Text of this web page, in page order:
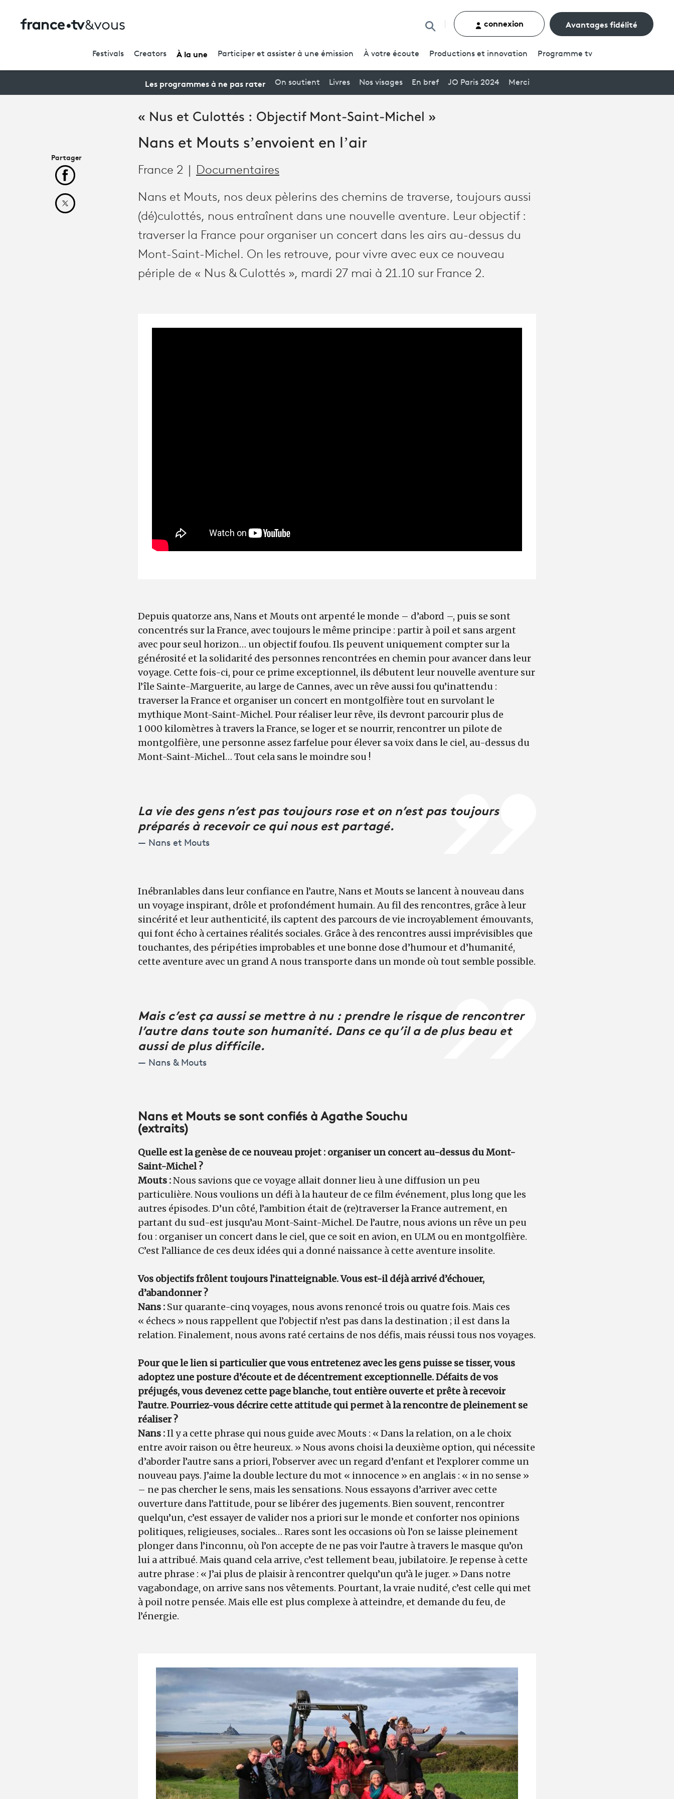
Rechercher un contenu
connexion Avantages fidélité
Festivals Creators À la une Participer et assister à une émission À votre écoute Productions et innovation Programme tv
Les programmes à ne pas rater On soutient Livres Nos visages En bref JO Paris 2024 Merci
« Nus et Culottés : Objectif Mont-Saint-Michel »
Nans et Mouts s’envoient en l’air
France 2 Documentaires
Nans et Mouts, nos deux pèlerins des chemins de traverse, toujours aussi
(dé)culottés, nous entraînent dans une nouvelle aventure. Leur objectif :
traverser la France pour organiser un concert dans les airs au-dessus du
Mont-Saint-Michel. On les retrouve, pour vivre avec eux ce nouveau
périple de « Nus & Culottés », mardi 27 mai à 21.10 sur France 2.
Depuis quatorze ans, Nans et Mouts ont arpenté le monde – d’abord –, puis se sont
concentrés sur la France, avec toujours le même principe : partir à poil et sans argent
avec pour seul horizon… un objectif foufou. Ils peuvent uniquement compter sur la
générosité et la solidarité des personnes rencontrées en chemin pour avancer dans leur
voyage. Cette fois-ci, pour ce prime exceptionnel, ils débutent leur nouvelle aventure sur
l’île Sainte-Marguerite, au large de Cannes, avec un rêve aussi fou qu’inattendu :
traverser la France et organiser un concert en montgolfière tout en survolant le
mythique Mont-Saint-Michel. Pour réaliser leur rêve, ils devront parcourir plus de
1 000 kilomètres à travers la France, se loger et se nourrir, rencontrer un pilote de
montgolfière, une personne assez farfelue pour élever sa voix dans le ciel, au-dessus du
Mont-Saint-Michel… Tout cela sans le moindre sou !
La vie des gens n’est pas toujours rose et on n’est pas toujours
préparés à recevoir ce qui nous est partagé.
Nans et Mouts
Inébranlables dans leur confiance en l’autre, Nans et Mouts se lancent à nouveau dans
un voyage inspirant, drôle et profondément humain. Au fil des rencontres, grâce à leur
sincérité et leur authenticité, ils captent des parcours de vie incroyablement émouvants,
qui font écho à certaines réalités sociales. Grâce à des rencontres aussi imprévisibles que
touchantes, des péripéties improbables et une bonne dose d’humour et d’humanité,
cette aventure avec un grand A nous transporte dans un monde où tout semble possible.
Mais c’est ça aussi se mettre à nu : prendre le risque de rencontrer
l’autre dans toute son humanité. Dans ce qu’il a de plus beau et
aussi de plus difficile.
Nans & Mouts
Nans et Mouts se sont confiés à Agathe Souchu
(extraits)
Quelle est la genèse de ce nouveau projet : organiser un concert au-dessus du Mont-
Saint-Michel ?
Mouts :Nous savions que ce voyage allait donner lieu à une diffusion un peu
particulière. Nous voulions un défi à la hauteur de ce film événement, plus long que les
autres épisodes. D’un côté, l’ambition était de (re)traverser la France autrement, en
partant du sud-est jusqu’au Mont-Saint-Michel. De l’autre, nous avions un rêve un peu
fou : organiser un concert dans le ciel, que ce soit en avion, en ULM ou en montgolfière.
C’est l’alliance de ces deux idées qui a donné naissance à cette aventure insolite.
Vos objectifs frôlent toujours l’inatteignable. Vous est-il déjà arrivé d’échouer,
d’abandonner ?
Nans : Sur quarante-cinq voyages, nous avons renoncé trois ou quatre fois. Mais ces
« échecs » nous rappellent que l’objectif n’est pas dans la destination ; il est dans la
relation. Finalement, nous avons raté certains de nos défis, mais réussi tous nos voyages.
Pour que le lien si particulier que vous entretenez avec les gens puisse se tisser, vous
adoptez une posture d’écoute et de décentrement exceptionnelle. Défaits de vos
préjugés, vous devenez cette page blanche, tout entière ouverte et prête à recevoir
l’autre. Pourriez-vous décrire cette attitude qui permet à la rencontre de pleinement se
réaliser ?
Nans :Il y a cette phrase qui nous guide avec Mouts : « Dans la relation, on a le choix
entre avoir raison ou être heureux. » Nous avons choisi la deuxième option, qui nécessite
d’aborder l’autre sans a priori, l’observer avec un regard d’enfant et l’explorer comme un
nouveau pays. J’aime la double lecture du mot « innocence » en anglais : « in no sense »
– ne pas chercher le sens, mais les sensations. Nous essayons d’arriver avec cette
ouverture dans l’attitude, pour se libérer des jugements. Bien souvent, rencontrer
quelqu’un, c’est essayer de valider nos a priori sur le monde et conforter nos opinions
politiques, religieuses, sociales… Rares sont les occasions où l’on se laisse pleinement
plonger dans l’inconnu, où l’on accepte de ne pas voir l’autre à travers le masque qu’on
lui a attribué. Mais quand cela arrive, c’est tellement beau, jubilatoire. Je repense à cette
autre phrase : « J’ai plus de plaisir à rencontrer quelqu’un qu’à le juger. » Dans notre
vagabondage, on arrive sans nos vêtements. Pourtant, la vraie nudité, c’est celle qui met
à poil notre pensée. Mais elle est plus complexe à atteindre, et demande du feu, de
l’énergie.
Partager
Partager cet article sur Facebook
Partager cet article sur X